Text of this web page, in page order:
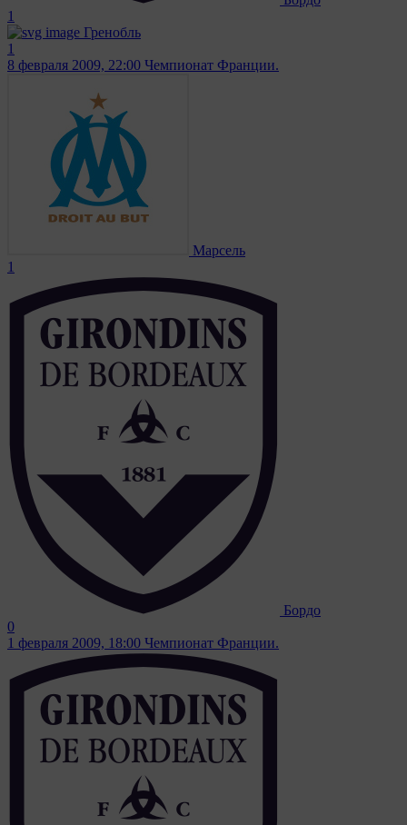
1
Гренобль
1
8 февраля 2009, 22:00 Чемпионат Франции.
Марсель
1
Бордо
0
1 февраля 2009, 18:00 Чемпионат Франции.